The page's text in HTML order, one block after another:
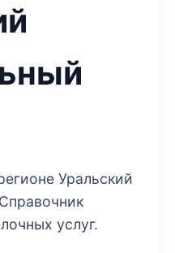
Уральский
услуг.